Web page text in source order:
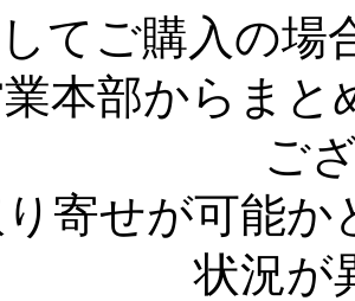
てご購入の場
本部からま
ご
寄せが可能
状況が